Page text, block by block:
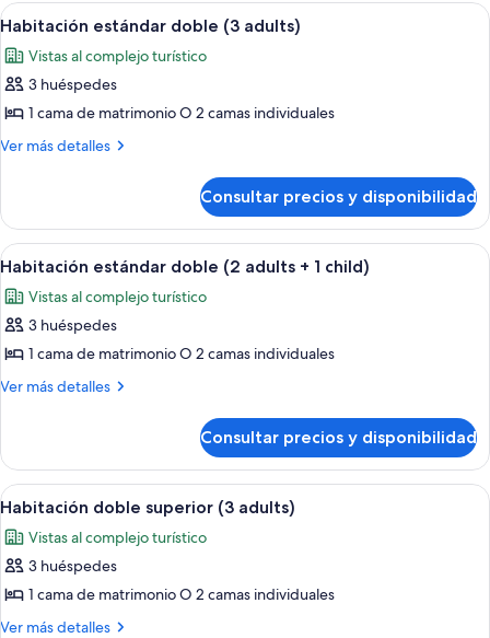
Abrir
todas
las
fotos
de
Habitación
(3
adults)
Habitación de hotel con una cama
1
Habitación estándar doble (3 adults)
Vistas al complejo turístico
3 huéspedes
1 cama de matrimonio O 2 camas individuales
Ver más detalles
Más
estándar
doble
(3
Consultar precios y disponibilidad
Abrir
todas
las
fotos
de
Habitación
(2
adults
+
1
child)
Habitación de hotel con una cama
1
Habitación estándar doble (2 adults + 1 child)
Vistas al complejo turístico
3 huéspedes
1 cama de matrimonio O 2 camas individuales
Ver más detalles
Más
estándar
doble
(2
+
Consultar precios y disponibilidad
Abrir
todas
las
fotos
de
Habitación
Habitación de hotel con una cama,
1
Habitación doble superior (3 adults)
Vistas al complejo turístico
3 huéspedes
1 cama de matrimonio O 2 camas individuales
Ver más detalles
Más